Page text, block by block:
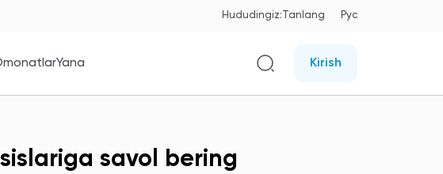
Hududingiz:Tanlang Рус
Yana Kirish
savol bering